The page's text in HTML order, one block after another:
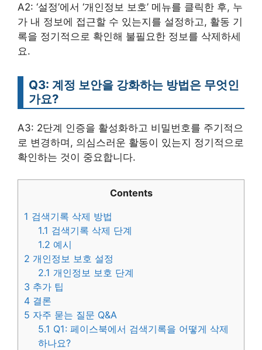
A2: ‘설정’에서 ‘개인정보 보호’ 메뉴를 클릭한 후, 누
가 내 정보에 접근할 수 있는지를 설정하고, 활동 기
록을 정기적으로 확인해 불필요한 정보를 삭제하세
요.
Q3: 계정 보안을 강화하는 방법은 무엇인
가요?
A3: 2단계 인증을 활성화하고 비밀번호를 주기적으
로 변경하며, 의심스러운 활동이 있는지 정기적으로
확인하는 것이 중요합니다.
Contents
1 검색기록 삭제 방법
1.1 검색기록 삭제 단계
1.2 예시
2 개인정보 보호 설정
2.1 개인정보 보호 단계
3 추가 팁
4 결론
5 자주 묻는 질문 Q&A
5.1 Q1: 페이스북에서 검색기록을 어떻게 삭제
하나요?